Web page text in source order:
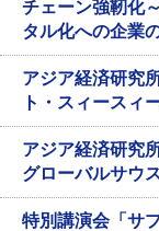
チェーン強靭化
タル化への企業
アジア経済研究
ト・スィースィ
アジア経済研究
グローバルサウ
特別講演会「サ